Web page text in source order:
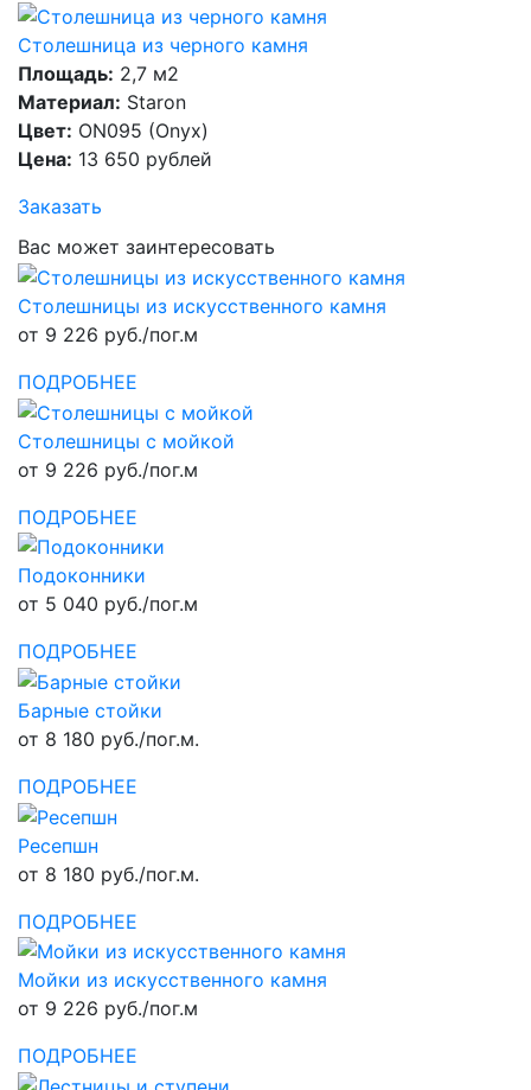
Столешница из черного камня
Площадь: 2,7 м2
Материал: Staron
Цвет: ON095 (Onyx)
Цена: 13 650 рублей
Заказать
Вас может заинтересовать
Столешницы из искусственного камня
от 9 226 руб./пог.м
ПОДРОБНЕЕ
Столешницы с мойкой
от 9 226 руб./пог.м
ПОДРОБНЕЕ
Подоконники
от 5 040 руб./пог.м
ПОДРОБНЕЕ
Барные стойки
от 8 180 руб./пог.м.
ПОДРОБНЕЕ
Ресепшн
от 8 180 руб./пог.м.
ПОДРОБНЕЕ
Мойки из искусственного камня
от 9 226 руб./пог.м
ПОДРОБНЕЕ